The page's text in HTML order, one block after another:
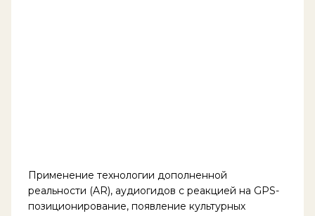
Применение технологии дополненной
реальности (AR), аудиогидов с реакцией на GPS-
позиционирование, появление культурных